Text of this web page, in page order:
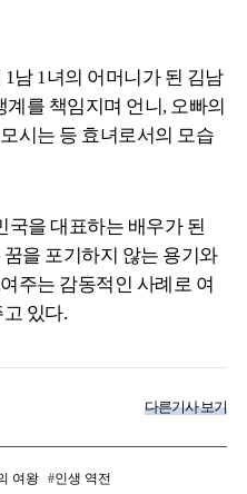
남 1녀의 어머니가 된 김남
를 책임지며 언니, 오빠의
시는 등 효녀로서의 모습
국을 대표하는 배우가 된
을 포기하지 않는 용기와
주는 감동적인 사례로 여
있다.
다른기사 보기
여왕 인생 역전